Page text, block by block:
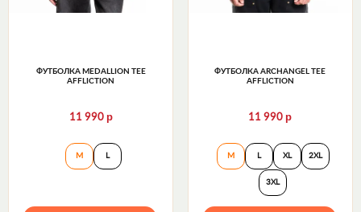
ФУТБОЛКА MEDALLION TEE
AFFLICTION
11 990 р
Футболка Medallion Tee Affliction
M L
ФУТБОЛКА ARCHANGEL TEE
AFFLICTION
11 990р
Футболка
M L XL 2XL
3XL